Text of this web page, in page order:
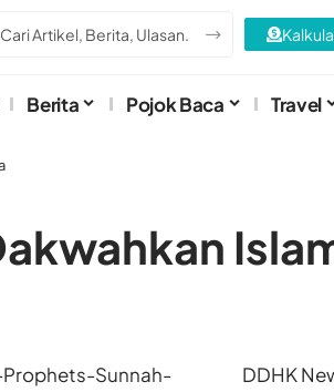
Berita Pojok Baca Travel
DDHK